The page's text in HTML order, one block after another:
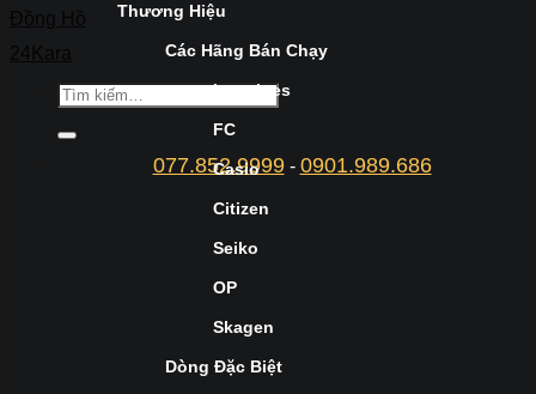
077.852.9999- 0901.989.686
Thương Hiệu
Các Hãng Bán Chạy
Longines
FC
Casio
Citizen
Seiko
OP
Skagen
Dòng Đặc Biệt